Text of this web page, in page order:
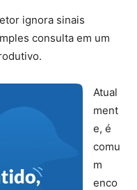
ignora sinais
consulta em um
Atual
ment
e, é
comu
m
enco